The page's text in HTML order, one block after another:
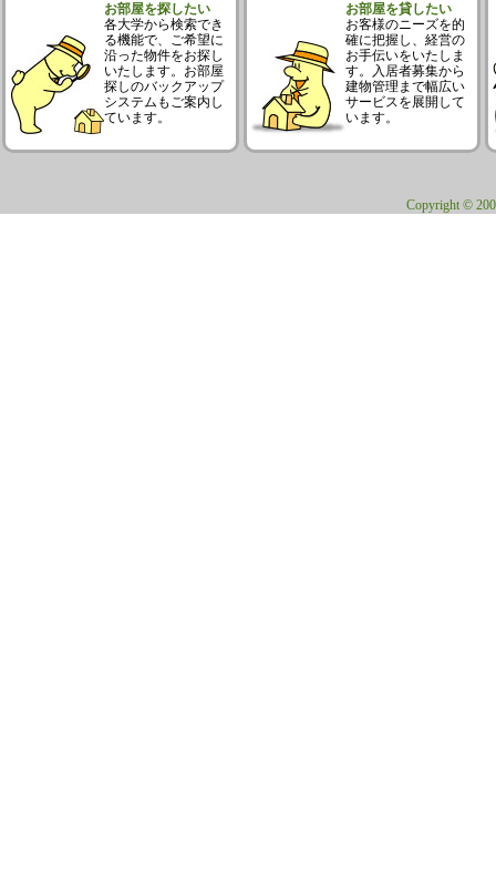
お部屋を探したい
各大学から検索でき
る機能で、ご希望に
沿った物件をお探し
いたします。お部屋
探しのバックアップ
システムもご案内し
ています。
お部屋を貸したい
お客様のニーズを的
確に把握し、経営の
お手伝いをいたしま
す。入居者募集から
建物管理まで幅広い
サービスを展開して
います。
Copyright ©